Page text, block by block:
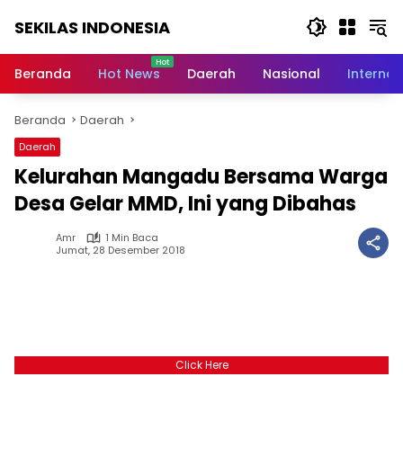
SEKILAS INDONESIA
Terkini,
Latest
World,
Headlines,
News
Today
Beranda Hot News Daerah Nasional
Beranda Daerah
Daerah
Kelurahan Mangadu Bersama Warga
Desa Gelar MMD, Ini yang Dibahas
Amr
1 Min Baca
Jumat, 28 Desember 2018
Click Here